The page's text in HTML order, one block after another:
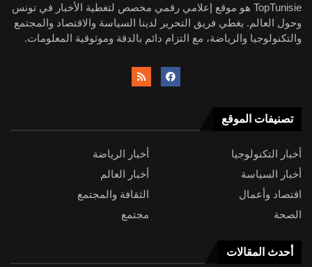
TopTunisie هو موقع إعلامي رقمي مخصص لتغطية الأخبار في تونس
وحول العالم. يغطي فريق التحرير لدينا السياسة والاقتصاد والمجتمع
والتكنولوجيا والرياضة، مع التزام دائم بالدقة وموثوقية المعلومات.
تصنيفات الموقع
أخبار التكنولوجيا
أخبار الرياضة
أخبار السياسة
أخبار العالم
اقتصاد وأعمال
الثقافة والمجتمع
الصحة
مجتمع
أحدث المقالات